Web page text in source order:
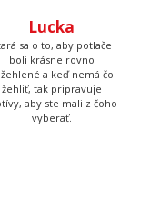
a keď nemá čo
žehliť, tak pripravuje
aby ste mali z čoho
vyberať.